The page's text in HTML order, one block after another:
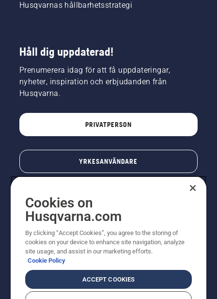
Husqvarnas hållbarhetsstrategi
Håll dig uppdaterad!
Prenumerera idag för att få uppdateringar,
nyheter, inspiration och erbjudanden från
Husqvarna.
PRIVATPERSON
YRKESANVÄNDARE
© Husqvarna AB (publ). All rights reserved. Priserna
som visas är rekommenderade cirkapriser. Alla angivna
priser är rekommenderade försäljningspriser (inkl.
moms) om inte produkten är tillgänglig för direkt köp.
Cookies on
Husqvarna.com
By clicking “Accept Cookies”, you agree to the storing of
cookies on your device to enhance site navigation, analyze
site usage, and assist in our marketing efforts.
Cookie Policy
ACCEPT COOKIES